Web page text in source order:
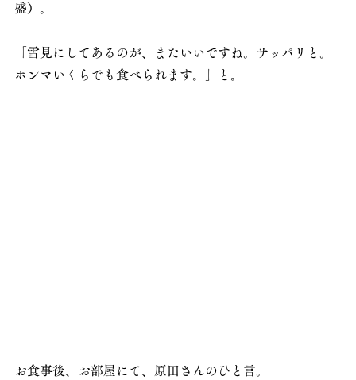
盛）。
「雪見にしてあるのが、またいいですね。サッパリと。
ホンマいくらでも食べられます。」と。
お食事後、お部屋にて、原田さんのひと言。